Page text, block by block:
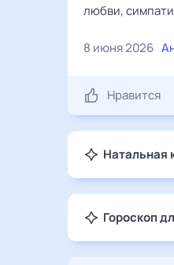
любви,
8 июня 2026
Нравится
Натальная
Гороскоп